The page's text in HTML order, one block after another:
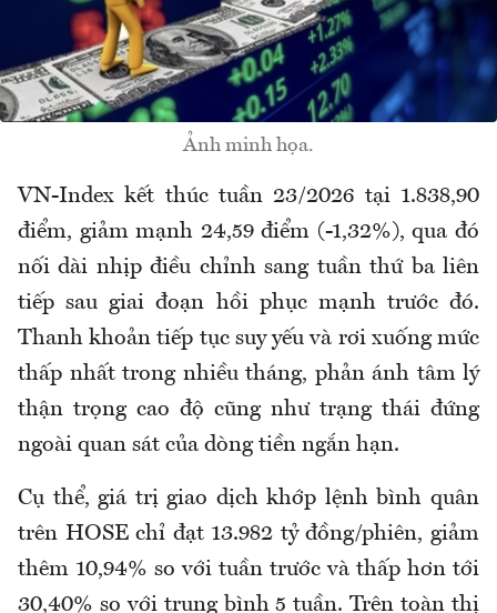
Ảnh minh họa.
VN-Index kết thúc tuần 23/2026 tại 1.838,90
điểm, giảm mạnh 24,59 điểm (-1,32%), qua đó
nối dài nhịp điều chỉnh sang tuần thứ ba liên
tiếp sau giai đoạn hồi phục mạnh trước đó.
Thanh khoản tiếp tục suy yếu và rơi xuống mức
thấp nhất trong nhiều tháng, phản ánh tâm lý
thận trọng cao độ cũng như trạng thái đứng
ngoài quan sát của dòng tiền ngắn hạn.
Cụ thể, giá trị giao dịch khớp lệnh bình quân
trên HOSE chỉ đạt 13.982 tỷ đồng/phiên, giảm
thêm 10,94% so với tuần trước và thấp hơn tới
30,40% so với trung bình 5 tuần. Trên toàn thị